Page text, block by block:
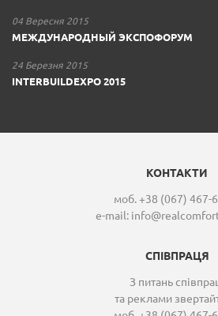
04 Вересня 2015
МЕЖДУНАРОДНЫЙ ЭКСПОФОРУМ
24 Березня 2015
INTERBUILDEXPO 2015
КОНТАКТИ
моб. +38 (067) 467-
e-mail:
СПІВПРАЦЯ
З питань
та реклами